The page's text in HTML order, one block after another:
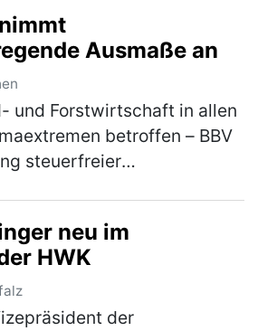
Vorgaben +++ Sch…
Ausmaße an
und Forstwirtschaft in allen
betroffen – BBV
steuerfreier
neu im
HWK
der